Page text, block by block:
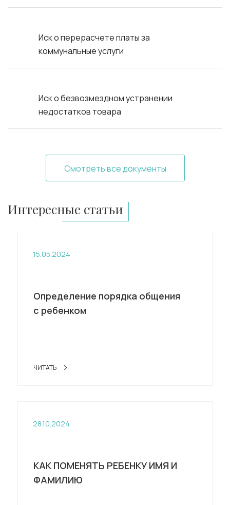
Иск о перерасчете платы за
коммунальные услуги
Иск о безвозмездном устранении
недостатков товара
Смотреть все документы
Интересные статьи
15.05.2024
Определение порядка общения
с ребенком
ЧИТАТЬ
28.10.2024
КАК ПОМЕНЯТЬ РЕБЕНКУ ИМЯ И
ФАМИЛИЮ